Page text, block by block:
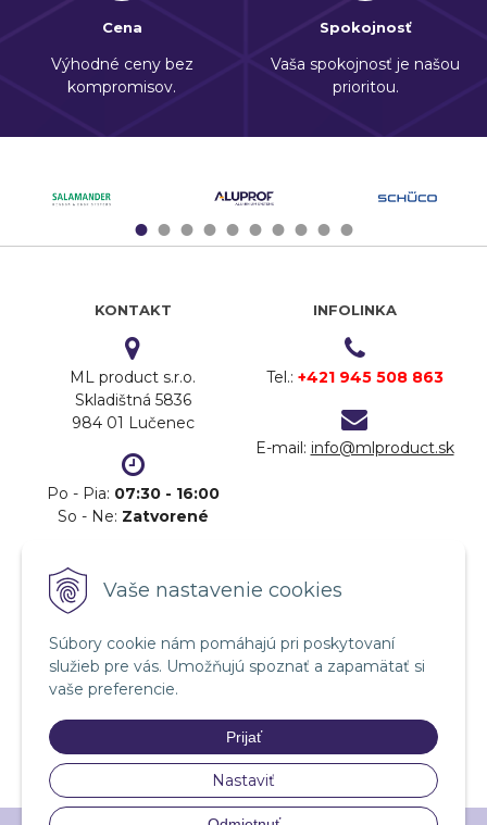
Vaše nastavenie cookies
Súbory cookie nám pomáhajú pri poskytovaní
služieb pre vás. Umožňujú spoznať a zapamätať si
vaše preferencie.
Prijať
Nastaviť
Cena
Výhodné ceny bez
kompromisov.
Spokojnosť
Vaša spokojnosť je našou
prioritou.
12345678910
KONTAKT
ML product s.r.o.
Skladištná 5836
984 01 Lučenec
Po - Pia: 07:30 - 16:00
So - Ne: Zatvorené
INFOLINKA
Tel.: +421 945 508 863
E-mail: info@mlproduct.sk